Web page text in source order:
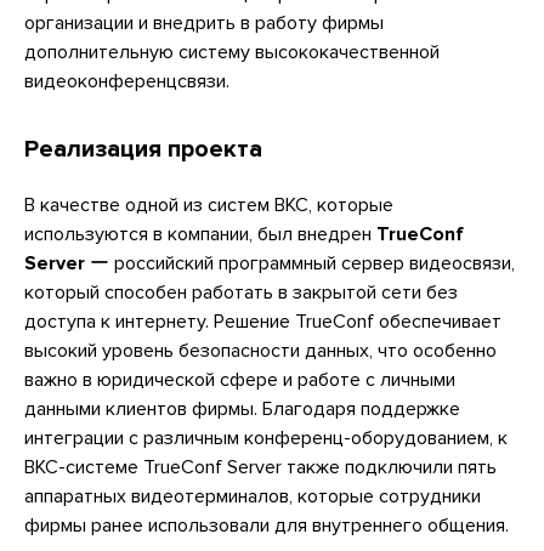
организации и внедрить в работу фирмы
дополнительную систему высококачественной
видеоконференцсвязи.
Реализация проекта
В качестве одной из систем ВКС, которые
используются в компании, был внедрен TrueConf
Server ー российский программный сервер видеосвязи,
который способен работать в закрытой сети без
доступа к интернету. Решение TrueConf обеспечивает
высокий уровень безопасности данных, что особенно
важно в юридической сфере и работе с личными
данными клиентов фирмы. Благодаря поддержке
интеграции с различным конференц-оборудованием, к
ВКС-системе TrueConf Server также подключили пять
аппаратных видеотерминалов, которые сотрудники
фирмы ранее использовали для внутреннего общения.